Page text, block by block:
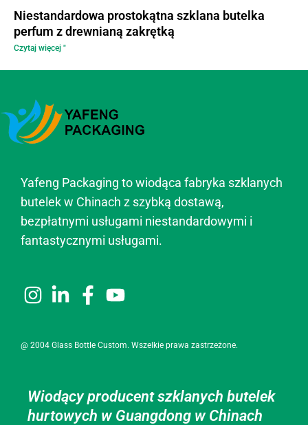
Niestandardowa prostokątna szklana butelka
perfum z drewnianą zakrętką
Czytaj więcej "
Yafeng Packaging to wiodąca fabryka szklanych
butelek w Chinach z szybką dostawą,
bezpłatnymi usługami niestandardowymi i
fantastycznymi usługami.
@ 2004 Glass Bottle Custom. Wszelkie prawa zastrzeżone.
Wiodący producent szklanych butelek
hurtowych w Guangdong w Chinach